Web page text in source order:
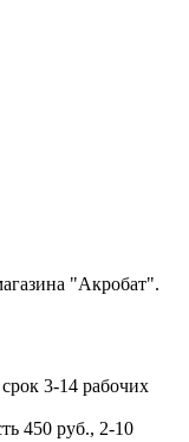
"Акробат".
3-14 рабочих
450 руб., 2-10